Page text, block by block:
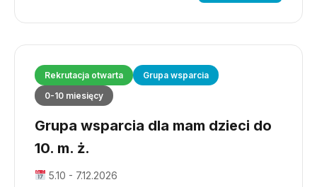
Rekrutacja otwarta
Grupa wsparcia
0-10 miesięcy
Grupa wsparcia dla mam dzieci do
10. m. ż.
5.10 - 7.12.2026